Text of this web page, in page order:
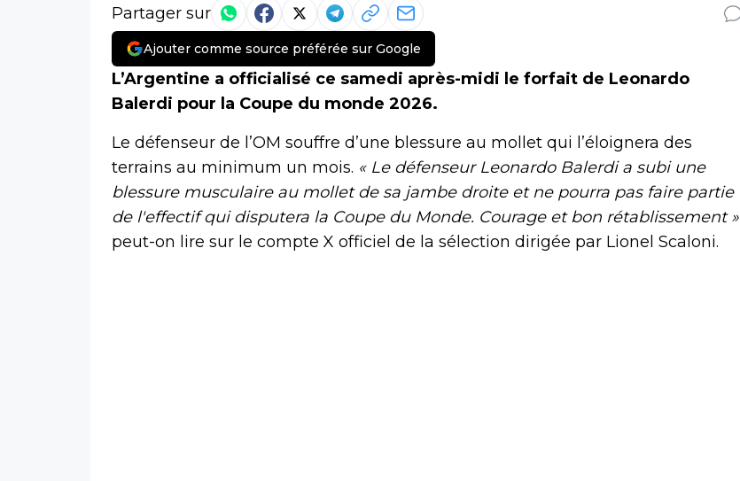
Partager sur
Ajouter comme source préférée sur Google
L’Argentine a officialisé ce samedi après-midi le forfait de Leonardo
Balerdi pour la Coupe du monde 2026.
Le défenseur de l’OM souffre d’une blessure au mollet qui l’éloignera des
terrains au minimum un mois. « Le défenseur Leonardo Balerdi a subi une
blessure musculaire au mollet de sa jambe droite et ne pourra pas faire partie
de l'effectif qui disputera la Coupe du Monde. Courage et bon rétablissement »
peut-on lire sur le compte X officiel de la sélection dirigée par Lionel Scaloni.